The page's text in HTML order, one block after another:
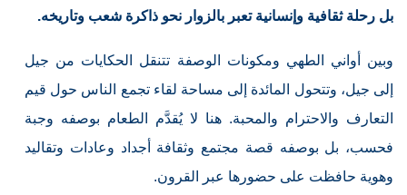
بل رحلة ثقافية وإنسانية تعبر بالزوار نحو ذاكرة شعب وتاريخه.
وبين أواني الطهي ومكونات الوصفة تتنقل الحكايات من جيل
إلى جيل، وتتحول المائدة إلى مساحة لقاء تجمع الناس حول قيم
التعارف والاحترام والمحبة. هنا لا يُقدَّم الطعام بوصفه وجبة
فحسب، بل بوصفه قصة مجتمع وثقافة أجداد وعادات وتقاليد
وهوية حافظت على حضورها عبر القرون.